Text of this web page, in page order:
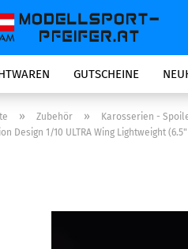
GUTSCHEINE
» Zubehör » Karosserien -
Design 1/10 ULTRA Wing Lightweight